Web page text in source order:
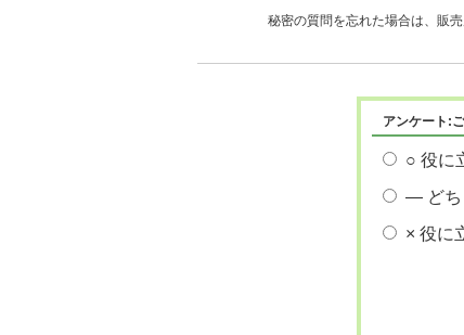
秘密の質問を忘れた場合は、販売
アンケート:
○ 役に
― どち
× 役に